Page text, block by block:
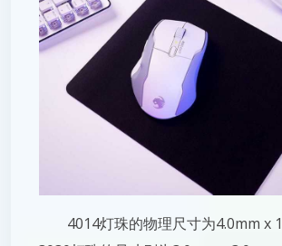
4014灯珠的物理尺寸为4.0mm x